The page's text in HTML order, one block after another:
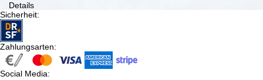
kostenfrei
…
Details
Sicherheit:
Zahlungsarten:
Social Media: